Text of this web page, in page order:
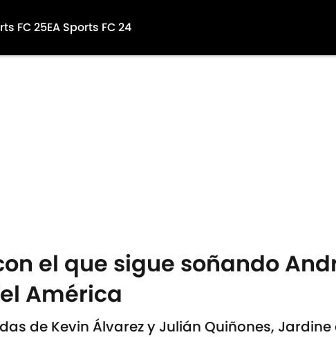
FC 25EA Sports FC 24
el que sigue soñando
América
de Kevin Álvarez y Julián Quiñones,